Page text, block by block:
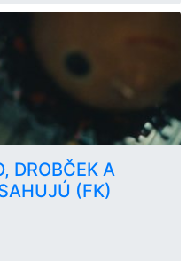
DROBČEK A
(FK)